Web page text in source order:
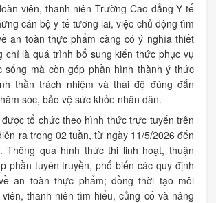
viên, thanh niên Trường Cao đẳng Y tế
cán bộ y tế tương lai, việc chủ động tìm
an toàn thực phẩm càng có ý nghĩa thiết
chỉ là quá trình bổ sung kiến thức phục vụ
sống mà còn góp phần hình thành ý thức
thần trách nhiệm và thái độ đúng đắn
sóc, bảo vệ sức khỏe nhân dân.
tổ chức theo hình thức trực tuyến trên
ra trong 02 tuần, từ ngày 11/5/2026 đến
Thông qua hình thức thi linh hoạt, thuận
phần tuyên truyền, phổ biến các quy định
an toàn thực phẩm; đồng thời tạo môi
thanh niên tìm hiểu, củng cố và nâng